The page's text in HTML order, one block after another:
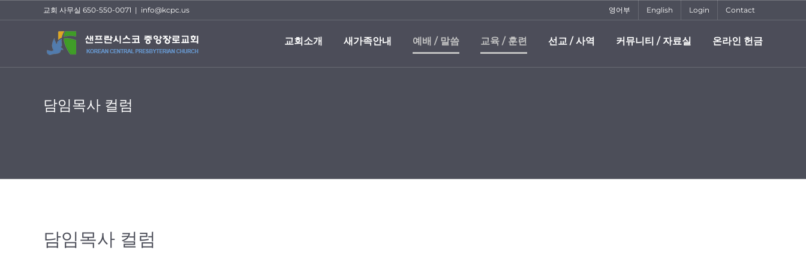
to
교회 사무실 650-550-0071 | info@kcpc.us 영어부 English Login Contact
교회소개 새가족안내 예배 / 말씀 교육 / 훈련 선교 / 사역 커뮤니티 / 자료실 온라인 헌금
담임목사 컬럼
담임목사 컬럼